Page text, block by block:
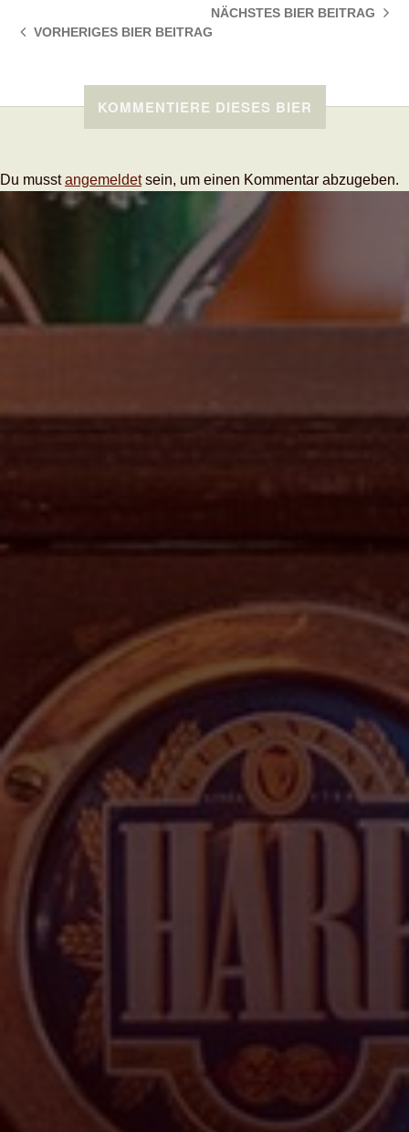
NÄCHSTES BIERBEITRAG
VORHERIGES BIER BEITRAG
KOMMENTIERE DIESES BIER
Du musstangemeldetsein, um einen Kommentar abzugeben.